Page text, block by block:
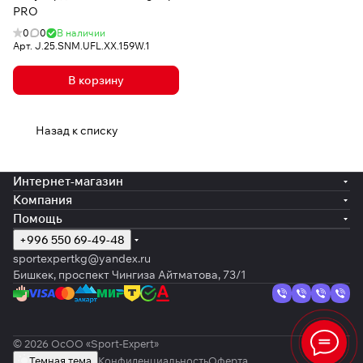
PRO
0 0
В наличии
Арт. J.25.SNM.UFL.XX.159W.1
В корзину
Назад к списку
Интернет-магазин
Компания
Помощь
+996 550 69-49-48
sportexpertkg@yandex.ru
Бишкек, проспект Чингиза Айтматова, 73/1
© 2026 ОсОО «Sport-Expert»